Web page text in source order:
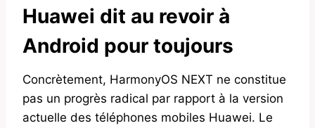
Huawei dit au revoir à
Android pour toujours
Concrètement, HarmonyOS NEXT ne constitue
pas un progrès radical par rapport à la version
actuelle des téléphones mobiles Huawei. Le